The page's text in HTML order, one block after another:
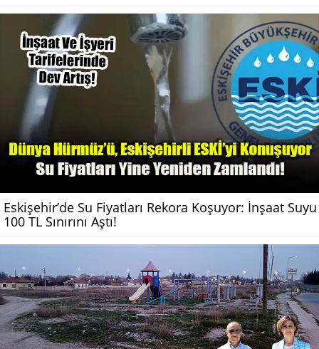
Eskişehir’de Su Fiyatları Rekora Koşuyor: İnşaat Suyu
100 TL Sınırını Aştı!